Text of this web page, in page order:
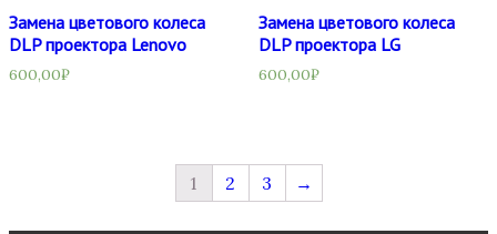
Замена цветового колеса
DLP проектора Lenovo
600,00₽
Замена цветового колеса
DLP проектора LG
600,00₽
1 2 3 →